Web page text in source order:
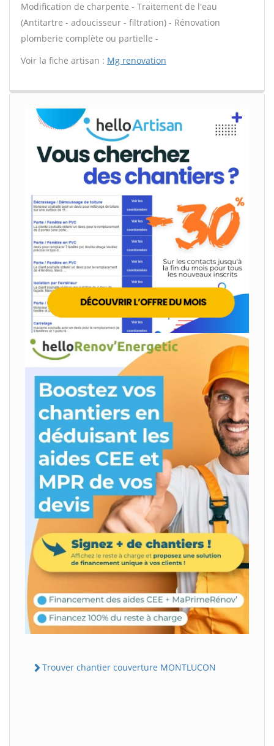
Modification de charpente - Traitement de l'eau
(Antitartre - adoucisseur - filtration) - Rénovation
plomberie complète ou partielle -
Voir la fiche artisan : Mg renovation
Trouver chantier couverture MONTLUCON